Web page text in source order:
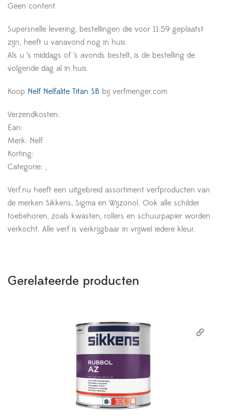
Geen content
Supersnelle levering, bestellingen die voor 11:59 geplaatst
zijn, heeft u vanavond nog in huis.
Als u ’s middags of ’s avonds bestelt, is de bestelling de
volgende dag al in huis.
Koop Nelf Nelfalite Titan SB bij verfmenger.com
Verzendkosten:
Ean:
Merk: Nelf
Korting:
Categorie: ,
Verf.nu heeft een uitgebreid assortiment verfproducten van
de merken Sikkens, Sigma en Wijzonol. Ook alle schilder
toebehoren, zoals kwasten, rollers en schuurpapier worden
verkocht. Alle verf is verkrijgbaar in vrijwel iedere kleur.
Gerelateerde producten